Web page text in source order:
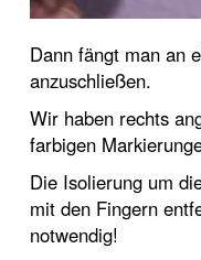
Dann fängt man an
anzuschließen.
Wir haben rechts
farbigen
Die Isolierung um
mit den Fingern
notwendig!